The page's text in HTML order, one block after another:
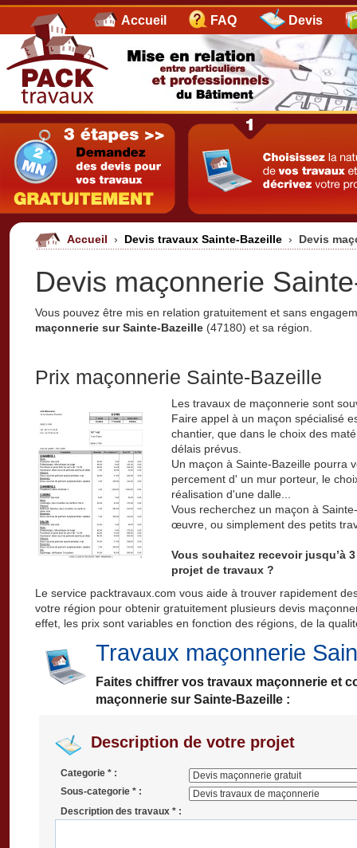
Accueil FAQ Devis
Accueil › Devis travaux Sainte-Bazeille › Devis
Devis maçonnerie
Vous pouvez être mis en relation gratuitement et sans
maçonnerie sur Sainte-Bazeille (47180) et sa région.
Prix maçonnerie Sainte-Bazeille
Les travaux de maçonnerie sont
Faire appel à un maçon spécialisé
chantier, que dans le choix des
délais prévus.
Un maçon à Sainte-Bazeille pourra
percement d' un mur porteur, le
réalisation d'une dalle...
Vous recherchez un maçon à
œuvre, ou simplement des petits
Vous souhaitez recevoir jusqu’à
projet de travaux ?
Le service packtravaux.com vous aide à trouver rapidement
votre région pour obtenir gratuitement plusieurs devis
effet, les prix sont variables en fonction des régions, de la
Travaux maçonnerie
Faites chiffrer vos travaux maçonnerie et
maçonnerie sur Sainte-Bazeille :
Description de votre projet
Categorie * :
Sous-categorie * :
Description des travaux * :